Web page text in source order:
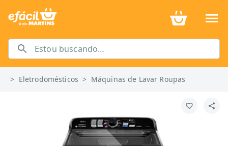
> Eletrodomésticos > Máquinas de Lavar Roupas